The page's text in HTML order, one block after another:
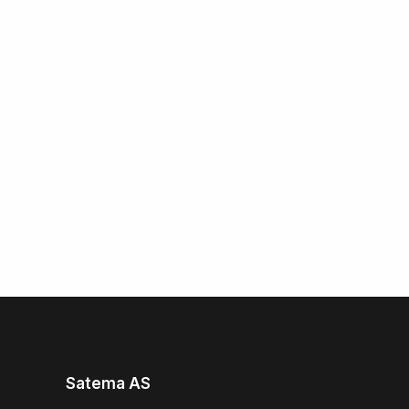
Satema AS